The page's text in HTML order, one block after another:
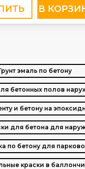
эмаль по бетону
бетонных полов
и бетону на
для бетона для
по бетону для
краски в